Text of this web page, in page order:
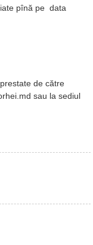
pînă pe data
de către
sau la sediul